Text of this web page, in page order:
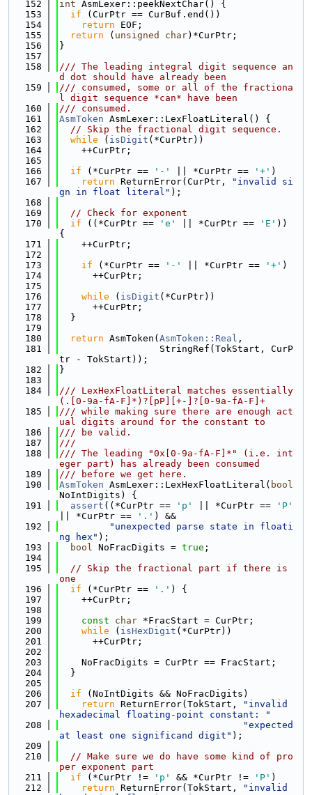
  152
int AsmLexer::peekNextChar() {
  153
if (CurPtr == CurBuf.end())
  154
return EOF;
  155
return ( unsigned char)*CurPtr;
  156
}
  157
  158
/// The leading integral digit sequence an
d dot should have already been
  159
/// consumed, some or all of the fractiona
l digit sequence *can* have been
  160
/// consumed.
  161
AsmToken AsmLexer::LexFloatLiteral() {
  162
// Skip the fractional digit sequence.
  163
while ( isDigit (*CurPtr))
  164
    ++CurPtr;
  165
  166
if (*CurPtr == '-' || *CurPtr == '+' )
  167
return ReturnError(CurPtr,
"invalid si
gn in float literal" );
  168
  169
// Check for exponent
  170
if ((*CurPtr == 'e' || *CurPtr == 'E' ))
{
  171
    ++CurPtr;
  172
  173
if (*CurPtr == '-' || *CurPtr == '+' )
  174
      ++CurPtr;
  175
  176
while ( isDigit (*CurPtr))
  177
      ++CurPtr;
  178
  }
  179
  180
return AsmToken( AsmToken::Real ,
  181
                  StringRef(TokStart, CurP
tr - TokStart));
  182
}
  183
  184
/// LexHexFloatLiteral matches essentially
(.[0-9a-fA-F]*)?[pP][+-]?[0-9a-fA-F]+
  185
/// while making sure there are enough act
ual digits around for the constant to
  186
/// be valid.
  187
///
  188
/// The leading "0x[0-9a-fA-F]*" (i.e. int
eger part) has already been consumed
  189
/// before we get here.
  190
AsmToken AsmLexer::LexHexFloatLiteral( bool
NoIntDigits) {
  191
assert ((*CurPtr == 'p' || *CurPtr ==
'P'
|| *CurPtr ==
'.' ) &&
  192
"unexpected parse state in floati
ng hex" );
  193
bool NoFracDigits = true ;
  194
  195
// Skip the fractional part if there is
one
  196
if (*CurPtr == '.' ) {
  197
    ++CurPtr;
  198
  199
const char *FracStart = CurPtr;
  200
while ( isHexDigit (*CurPtr))
  201
      ++CurPtr;
  202
  203
    NoFracDigits = CurPtr == FracStart;
  204
  }
  205
  206
if (NoIntDigits && NoFracDigits)
  207
return ReturnError(TokStart,
"invalid
hexadecimal floating-point constant: "
  208
"expected
at least one significand digit" );
  209
  210
// Make sure we do have some kind of pro
per exponent part
  211
if (*CurPtr != 'p' && *CurPtr != 'P' )
  212
return ReturnError(TokStart,
"invalid